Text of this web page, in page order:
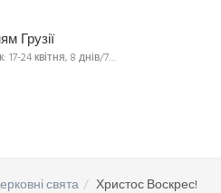
Грузії
17-24 квітня, 8 днів/7…
свята Христос Воскрес!